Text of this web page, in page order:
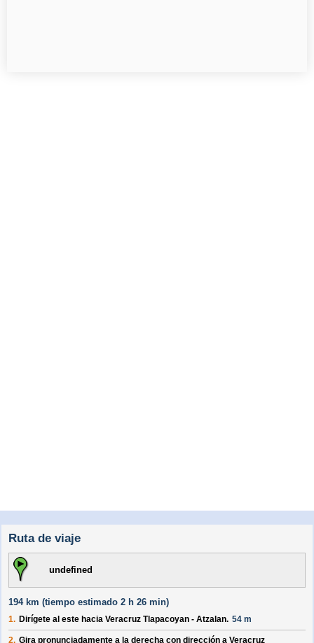
Ruta de viaje
undefined
194 km (tiempo estimado 2 h 26 min)
1. Dirígete al este hacia Veracruz Tlapacoyan - Atzalan. 54 m
2. Gira pronunciadamente a la derecha con dirección a Veracruz